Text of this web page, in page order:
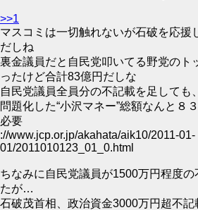
>>1
マスコミは一切触れないが石破を応援
だしね
裏金議員だと自民党叩いてる野党のト
ったけど合計83億円だしな
自民党議員全員分の不記載を足しても
問題化した“小沢マネー”総額なんと
必要
://www.jcp.or.jp/akahata/aik10/2011-01-
01/2011010123_01_0.html
ちなみに自民党議員が1500万円程度
たが…
石破茂首相、政治資金3000万円超不